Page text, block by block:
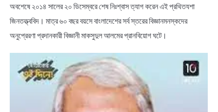
অবশেষে ২০১৪ সালের ২০ ডিসেম্বরে শেষ নিঃশ্বাস ত্যাগ করেন এই প্রথিতযশা
জিনতত্ত্ববিদ। মাত্র ৬০ বছর বয়সে বাংলাদেশের সর্ব স্তরের বিজ্ঞানমনস্কদের
অনুপ্রেরণা প্রদানকারী বিজ্ঞানী মাকসুদুল আলমের প্রানবিয়োগ ঘটে।